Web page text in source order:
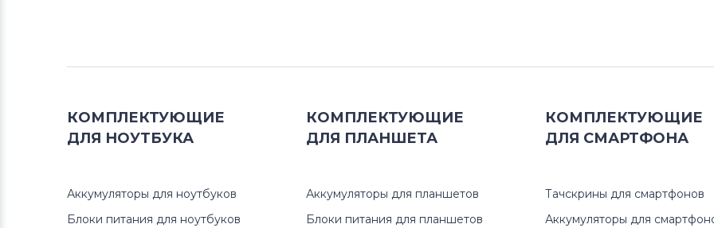
КОМПЛЕКТУЮЩИЕ
ДЛЯ НОУТБУКА
Аккумуляторы для ноутбуков
Блоки питания для ноутбуков
КОМПЛЕКТУЮЩИЕ
ДЛЯ ПЛАНШЕТА
Аккумуляторы для планшетов
Блоки питания для планшетов
КОМПЛЕКТУЮЩИЕ
ДЛЯ СМАРТФОНА
Тачскрины для смартфонов
Аккумуляторы для